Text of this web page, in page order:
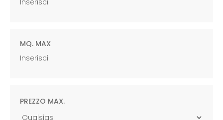
MQ. MAX
PREZZO MAX.